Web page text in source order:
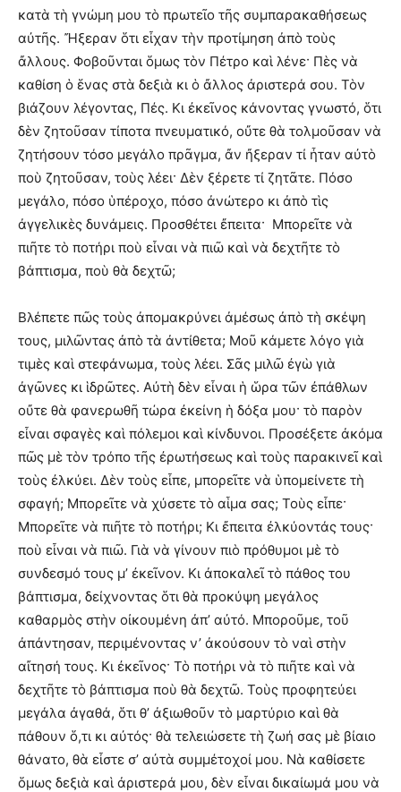
κατὰ τὴ γνώμη μου τὸ πρωτεῖο τῆς συμπαρακαθήσεως
αὐτῆς. Ἤξεραν ὅτι εἶχαν τὴν προτίμηση ἀπὸ τοὺς
ἄλλους. Φοβοῦνται ὅμως τὸν Πέτρο καὶ λένε· Πὲς νὰ
καθίση ὁ ἕνας στὰ δεξιὰ κι ὁ ἄλλος ἀριστερά σου. Τὸν
βιάζουν λέγοντας, Πές. Κι ἐκεῖνος κάνοντας γνωστό, ὅτι
δὲν ζητοῦσαν τίποτα πνευματικό, οὔτε θὰ τολμοῦσαν νὰ
ζητήσουν τόσο μεγάλο πρᾶγμα, ἄν ἤξεραν τί ἦταν αὐτὸ
ποὺ ζητοῦσαν, τοὺς λέει· Δὲν ξέρετε τί ζητᾶτε. Πόσο
μεγάλο, πόσο ὑπέροχο, πόσο ἀνώτερο κι ἀπὸ τὶς
ἀγγελικὲς δυνάμεις. Προσθέτει ἔπειτα· Μπορεῖτε νὰ
πιῆτε τὸ ποτήρι ποὺ εἶναι νὰ πιῶ καὶ νὰ δεχτῆτε τὸ
βάπτισμα, ποὺ θὰ δεχτῶ;
Βλέπετε πῶς τοὺς ἀπομακρύνει ἀμέσως ἀπὸ τὴ σκέψη
τους, μιλῶντας ἀπὸ τὰ ἀντίθετα; Μοῦ κάμετε λόγο γιὰ
τιμὲς καὶ στεφάνωμα, τοὺς λέει. Σᾶς μιλῶ ἐγὼ γιὰ
ἀγῶνες κι ἱδρῶτες. Αὐτὴ δὲν εἶναι ἡ ὥρα τῶν ἐπάθλων
οὔτε θὰ φανερωθῆ τώρα ἐκείνη ἡ δόξα μου· τὸ παρὸν
εἶναι σφαγὲς καὶ πόλεμοι καὶ κίνδυνοι. Προσέξετε ἀκόμα
πῶς μὲ τὸν τρόπο τῆς ἐρωτήσεως καὶ τοὺς παρακινεῖ καὶ
τοὺς ἐλκύει. Δὲν τοὺς εἶπε, μπορεῖτε νὰ ὑπομείνετε τὴ
σφαγή; Μπορεῖτε νὰ χύσετε τὸ αἷμα σας; Τοὺς εἶπε·
Μπορεῖτε νὰ πιῆτε τὸ ποτήρι; Κι ἔπειτα ἐλκύοντάς τους·
ποὺ εἶναι νὰ πιῶ. Γιὰ νὰ γίνουν πιὸ πρόθυμοι μὲ τὸ
συνδεσμό τους μ’ ἐκεῖνον. Κι ἀποκαλεῖ τὸ πάθος του
βάπτισμα, δείχνοντας ὅτι θὰ προκύψη μεγάλος
καθαρμὸς στὴν οἰκουμένη ἀπ’ αὐτό. Μποροῦμε, τοῦ
ἀπάντησαν, περιμένοντας ν’ ἀκούσουν τὸ ναὶ στὴν
αἴτησή τους. Κι ἐκεῖνος· Τὸ ποτήρι νὰ τὸ πιῆτε καὶ νὰ
δεχτῆτε τὸ βάπτισμα ποὺ θὰ δεχτῶ. Τοὺς προφητεύει
μεγάλα ἀγαθά, ὅτι θ’ ἀξιωθοῦν τὸ μαρτύριο καὶ θὰ
πάθουν ὅ,τι κι αὐτός· θὰ τελειώσετε τὴ ζωή σας μὲ βίαιο
θάνατο, θὰ εἶστε σ’ αὐτὰ συμμέτοχοί μου. Νὰ καθίσετε
ὅμως δεξιὰ καὶ ἀριστερά μου, δὲν εἶναι δικαίωμά μου νὰ